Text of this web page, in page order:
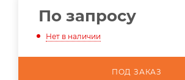
По запросу
Нет в наличии
ПОД ЗАКАЗ